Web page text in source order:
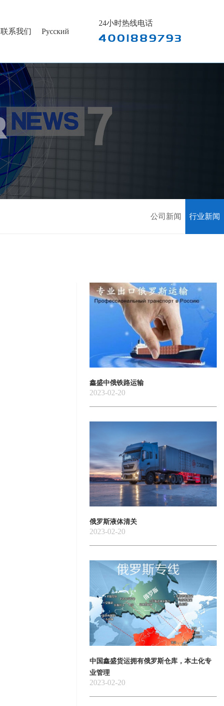
联系我们 Pусский
24小时热线电话
4001889793
公司新闻 行业新闻
鑫盛中俄铁路运输
2023-02-20
俄罗斯液体清关
2023-02-20
中国鑫盛货运拥有俄罗斯仓库，本土化专
业管理
2023-02-20